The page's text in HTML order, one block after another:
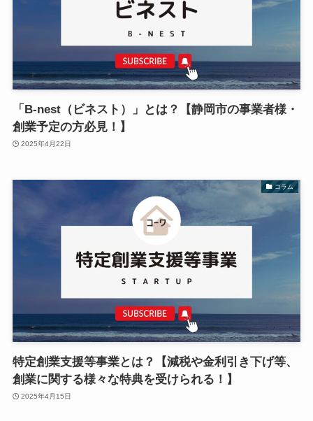
「B-nest（ビネスト）」とは？【静岡市の事業者様・
創業予定の方必見！】
2025年4月22日
コラム
特定創業支援等事業とは？【減税や金利引き下げ等、
創業に関する様々な特典を受けられる！】
2025年4月15日